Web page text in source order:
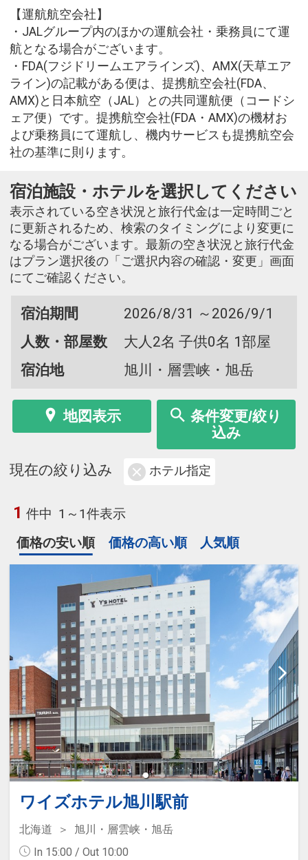
【運航航空会社】
・JALグループ内のほかの運航会社・乗務員にて運
航となる場合がございます。
・FDA(フジドリームエアラインズ)、AMX(天草エア
ライン)の記載がある便は、提携航空会社(FDA、
AMX)と日本航空（JAL）との共同運航便（コードシ
ェア便）です。提携航空会社(FDA・AMX)の機材お
よび乗務員にて運航し、機内サービスも提携航空会
社の基準に則ります。
宿泊施設・ホテルを選択してください
表示されている空き状況と旅行代金は一定時間ごと
に更新されるため、検索のタイミングにより変更に
なる場合がございます。最新の空き状況と旅行代金
はプラン選択後の「ご選択内容の確認・変更」画面
にてご確認ください。
宿泊期間
2026/8/31 ～2026/9/1
人数・部屋数
大人2名 子供0名 1部屋
宿泊地
旭川・層雲峡・旭岳
地図表示
条件変更/絞り
込み
現在の絞り込み ホテル指定
1 件中 1～1件表示
価格の安い順
価格の高い順 人気順
ワイズホテル旭川駅前
北海道
旭川・層雲峡・旭岳
In 15:00 / Out 10:00